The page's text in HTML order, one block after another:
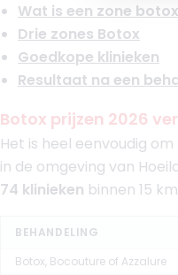
Wat is een zone
Drie zones Botox
Goedkope klinieken
Resultaat na een
Botox prijzen 2026
Het is heel eenvoudig
in de omgeving van
74 klinieken binnen 15 km
BEHANDELING
Botox, Bocouture of Azzalure